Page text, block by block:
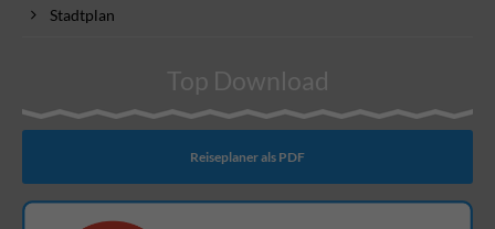
Stadtplan
Top Download
Reiseplaner als PDF